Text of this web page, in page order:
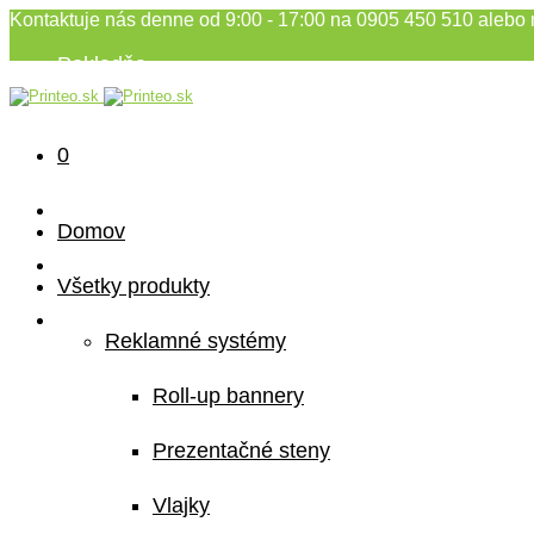
Kontaktuje nás denne od 9:00 - 17:00 na 0905 450 510 alebo
Pokladňa
Môj účet
0
Domov
Všetky produkty
Reklamné systémy
Roll-up bannery
Prezentačné steny
Vlajky